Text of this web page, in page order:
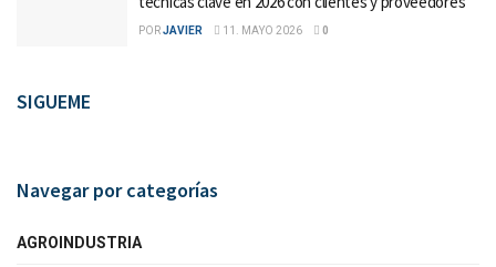
PORJAVIER 11. MAYO 2026 0
SIGUEME
Navegar por categorías
AGROINDUSTRIA